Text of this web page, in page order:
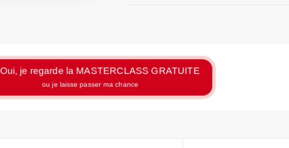
Oui, je regarde la MASTERCLASS GRATUITE
ou je laisse passer ma chance